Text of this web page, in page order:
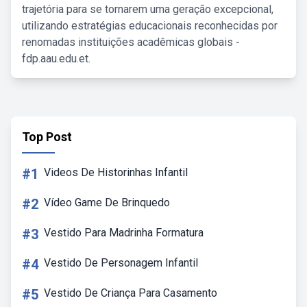
trajetória para se tornarem uma geração excepcional,
utilizando estratégias educacionais reconhecidas por
renomadas instituições acadêmicas globais -
fdp.aau.edu.et.
Top Post
#1 Videos De Historinhas Infantil
#2 Vídeo Game De Brinquedo
#3 Vestido Para Madrinha Formatura
#4 Vestido De Personagem Infantil
#5 Vestido De Criança Para Casamento